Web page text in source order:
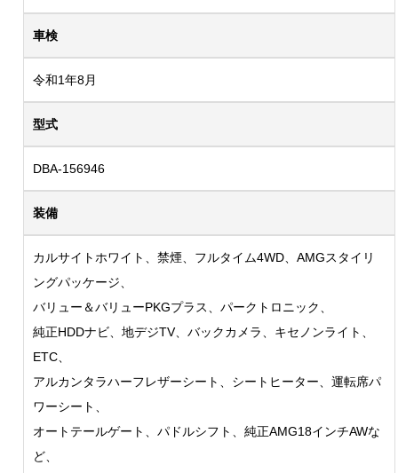
車検
令和1年8月
型式
DBA-156946
装備
カルサイトホワイト、禁煙、フルタイム4WD、AMGスタイリ
ングパッケージ、
バリュー＆バリューPKGプラス、パークトロニック、
純正HDDナビ、地デジTV、バックカメラ、キセノンライト、
ETC、
アルカンタラハーフレザーシート、シートヒーター、運転席パ
ワーシート、
オートテールゲート、パドルシフト、純正AMG18インチAWな
ど、